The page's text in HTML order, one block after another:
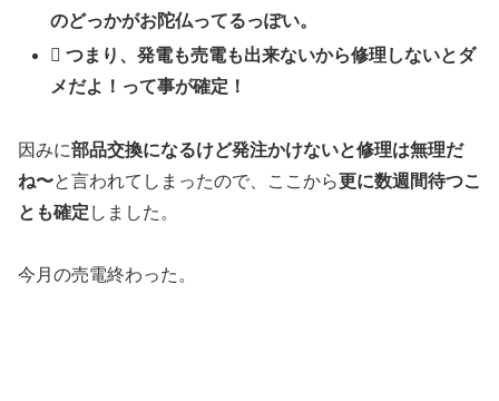
のどっかがお陀仏ってるっぽい。
つまり、発電も売電も出来ないから修理しないとダ
メだよ！って事が確定！
因みに部品交換になるけど発注かけないと修理は無理だ
ね〜と言われてしまったので、ここから更に数週間待つこ
とも確定 しました。
今月の売電終わった。